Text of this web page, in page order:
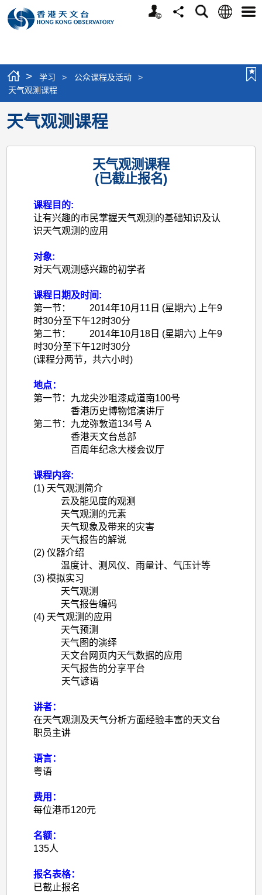
个
分
搜
语
选
> 学习 > 公众课程及活动
>
天气观测课程
天气观测课程
天气观测课程
(已截止报名)
课程目的:
让有兴趣的市民掌握天气观测的基础知识及认
识天气观测的应用
对象:
对天气观测感兴趣的初学者
课程日期及时间:
第一节：
2014年10月 11 日 (星期六) 上午9
时30分至下午12时30分
第二节：
2014年10月 18日 (星期六) 上午9
时30分至下午12时30分
(课程分两节，共六小时)
地点：
第一节： 九龙尖沙咀漆咸道南100号
香港历史博物馆演讲厅
第二节：九龙弥敦道134号 A
香港天文台总部
百周年纪念大楼会议厅
课程内容:
(1) 天气观测简介
云及能见度的观测
天气观测的元素
天气现象及带来的灾害
天气报告的解说
(2) 仪器介绍
温度计、测风仪、雨量计、气压计等
(3) 模拟实习
天气观测
天气报告编码
(4) 天气观测的应用
天气预测
天气图的演绎
天文台网页内天气数据的应用
天气报告的分享平台
天气谚语
讲者：
在天气观测及天气分析方面经验丰富的天文台
职员主讲
语言：
粤语
费用：
每位港币120元
名额：
135人
报名表格：
已截止报名